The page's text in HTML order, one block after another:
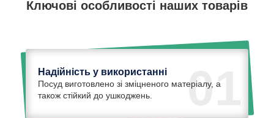
Ключові особливості наших товарів
01
Надійність у використанні
Посуд виготовлено зі зміцненого матеріалу, а
також стійкий до ушкоджень.